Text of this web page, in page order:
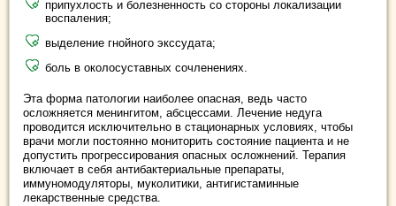
припухлость и болезненность со стороны локализации
воспаления;
выделение гнойного экссудата;
боль в околосуставных сочленениях.
Эта форма патологии наиболее опасная, ведь часто
осложняется менингитом, абсцессами. Лечение недуга
проводится исключительно в стационарных условиях, чтобы
врачи могли постоянно мониторить состояние пациента и не
допустить прогрессирования опасных осложнений. Терапия
включает в себя антибактериальные препараты,
иммуномодуляторы, муколитики, антигистаминные
лекарственные средства.